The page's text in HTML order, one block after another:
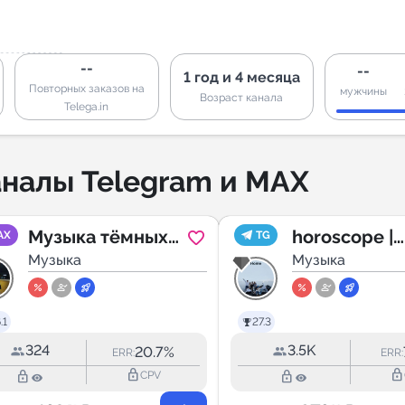
--
Повторных заказов на
Telega.in
1 год и 4 месяца
Возраст канала
--
мужчины
Telegram и MAX
Музыка тёмных
улиц || Плейлист
Музыка
324 ERR:20.7%
lock_outline lock_outlineCPV
TG
27.3
horoscope |
𝘚𝘒𝘡𝘴𝘤𝘰𝘱𝘦 •
Музыка
3.5K ERR:
lock_outline lock_outline